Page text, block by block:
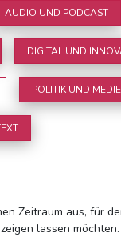
AUDIO UND PODCAST
DIGITAL UND
POLITIK UND
Zeitraum aus, für
lassen möchten.